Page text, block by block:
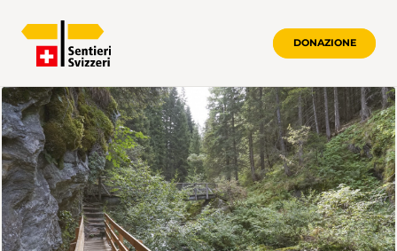
DONAZIONE